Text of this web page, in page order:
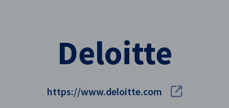
Deloitte
https://www.deloitte.com